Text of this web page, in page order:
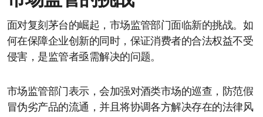
面对复刻茅台的崛起，市场监管部门面临新的挑战。如
何在保障企业创新的同时，保证消费者的合法权益不受
侵害，是监管者亟需解决的问题。
市场监管部门表示，会加强对酒类市场的巡查，防范假
冒伪劣产品的流通，并且将协调各方解决存在的法律风